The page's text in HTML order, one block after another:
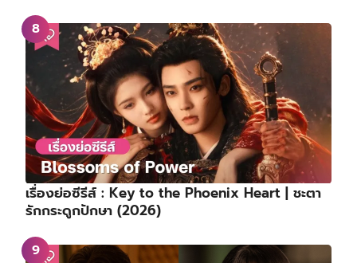
เรื่องย่อซีรีส์ : Key to the Phoenix Heart | ชะตา
รักกระดูกปักษา (2026)